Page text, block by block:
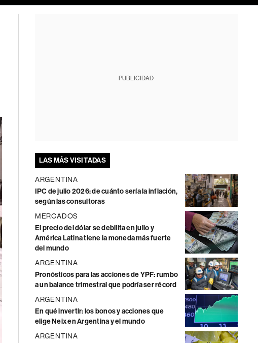
PUBLICIDAD
LAS MÁS VISITADAS
ARGENTINA
IPC de julio 2026: de cuánto sería la inflación,
según las consultoras
MERCADOS
El precio del dólar se debilita en julio y
América Latina tiene la moneda más fuerte
del mundo
ARGENTINA
Pronósticos para las acciones de YPF: rumbo
a un balance trimestral que podría ser récord
ARGENTINA
En qué invertir: los bonos y acciones que
elige Neix en Argentina y el mundo
ARGENTINA